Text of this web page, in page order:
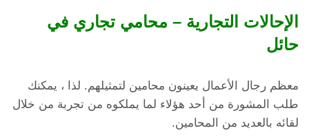
الإحالات التجارية – محامي تجاري في
حائل
معظم رجال الأعمال يعينون محامين لتمثيلهم. لذا ، يمكنك
طلب المشورة من أحد هؤلاء لما يملكوه من تجربة من خلال
لقائه بالعديد من المحامين.